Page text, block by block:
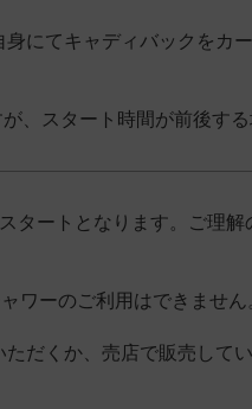
にてキャディバックをカ
、スタート時間が前後す
タートとなります。ご理解
ワーのご利用はできません
だくか、売店で販売して